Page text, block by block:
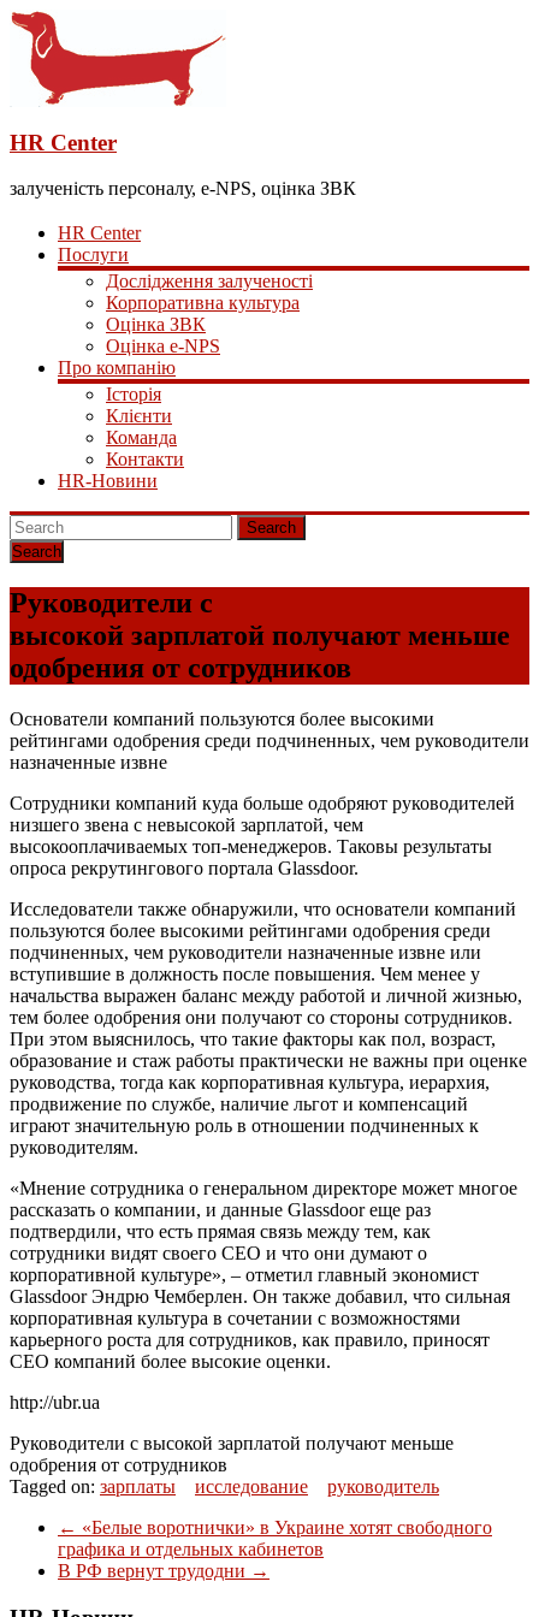
HR Center
залученість персоналу, e-NPS, оцінка ЗВК
HR Center
Послуги
Дослідження залученості
Корпоративна культура
Оцінка ЗВК
Оцінка e-NPS
Про компанію
Історія
Клієнти
Команда
Контакти
HR-Новини
Search
Руководители с
высокой зарплатой получают меньше
одобрения от сотрудников
Основатели компаний пользуются более высокими
рейтингами одобрения среди подчиненных, чем руководители
назначенные извне
Сотрудники компаний куда больше одобряют руководителей
низшего звена с невысокой зарплатой, чем
высокооплачиваемых топ-менеджеров. Таковы результаты
опроса рекрутингового портала Glassdoor.
Исследователи также обнаружили, что основатели компаний
пользуются более высокими рейтингами одобрения среди
подчиненных, чем руководители назначенные извне или
вступившие в должность после повышения. Чем менее у
начальства выражен баланс между работой и личной жизнью,
тем более одобрения они получают со стороны сотрудников.
При этом выяснилось, что такие факторы как пол, возраст,
образование и стаж работы практически не важны при оценке
руководства, тогда как корпоративная культура, иерархия,
продвижение по службе, наличие льгот и компенсаций
играют значительную роль в отношении подчиненных к
руководителям.
«Мнение сотрудника о генеральном директоре может многое
рассказать о компании, и данные Glassdoor еще раз
подтвердили, что есть прямая связь между тем, как
сотрудники видят своего CEO и что они думают о
корпоративной культуре», – отметил главный экономист
Glassdoor Эндрю Чемберлен. Он также добавил, что сильная
корпоративная культура в сочетании с возможностями
карьерного роста для сотрудников, как правило, приносят
CEO компаний более высокие оценки.
http://ubr.ua
Руководители с высокой зарплатой получают меньше
одобрения от сотрудников
Tagged on: зарплаты исследование
руководитель
← «Белые воротнички» в Украине хотят свободного
графика и отдельных кабинетов
В РФ вернут трудодни →